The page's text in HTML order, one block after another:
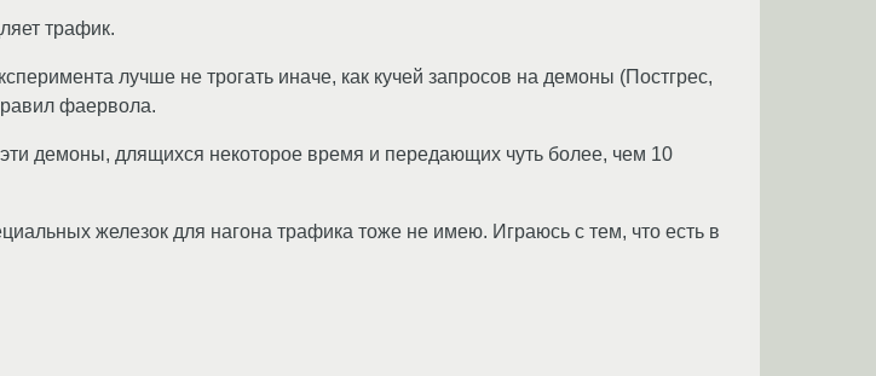
трафик.
лучше не трогать иначе, как кучей запросов на демоны (Постгрес,
фаервола.
демоны, длящихся некоторое время и передающих чуть более, чем 10
железок для нагона трафика тоже не имею. Играюсь с тем, что есть в